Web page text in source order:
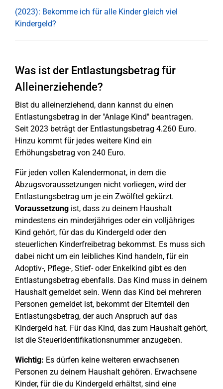
(2023): Bekomme ich für alle Kinder gleich viel
Kindergeld?
Was ist der Entlastungsbetrag für
Alleinerziehende?
Bist du alleinerziehend, dann kannst du einen
Entlastungsbetrag in der "Anlage Kind" beantragen.
Seit 2023 beträgt der Entlastungsbetrag 4.260 Euro.
Hinzu kommt für jedes weitere Kind ein
Erhöhungsbetrag von 240 Euro.
Für jeden vollen Kalendermonat, in dem die
Abzugsvoraussetzungen nicht vorliegen, wird der
Entlastungsbetrag um je ein Zwölftel gekürzt.
Voraussetzung ist, dass zu deinem Haushalt
mindestens ein minderjähriges oder ein volljähriges
Kind gehört, für das du Kindergeld oder den
steuerlichen Kinderfreibetrag bekommst. Es muss sich
dabei nicht um ein leibliches Kind handeln, für ein
Adoptiv-, Pflege-, Stief- oder Enkelkind gibt es den
Entlastungsbetrag ebenfalls. Das Kind muss in deinem
Haushalt gemeldet sein. Wenn das Kind bei mehreren
Personen gemeldet ist, bekommt der Elternteil den
Entlastungsbetrag, der auch Anspruch auf das
Kindergeld hat. Für das Kind, das zum Haushalt gehört,
ist die Steueridentifikationsnummer anzugeben.
Wichtig: Es dürfen keine weiteren erwachsenen
Personen zu deinem Haushalt gehören. Erwachsene
Kinder, für die du Kindergeld erhältst, sind eine